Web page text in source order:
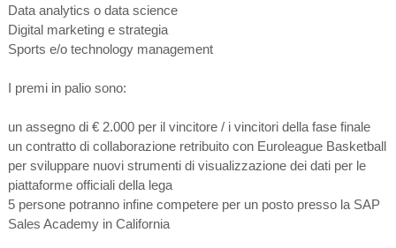
Data analytics o data science
Digital marketing e strategia
Sports e/o technology management
I premi in palio sono:
un assegno di € 2.000 per il vincitore / i vincitori della fase finale
un contratto di collaborazione retribuito con Euroleague Basketball
per sviluppare nuovi strumenti di visualizzazione dei dati per le
piattaforme officiali della lega
5 persone potranno infine competere per un posto presso la SAP
Sales Academy in California